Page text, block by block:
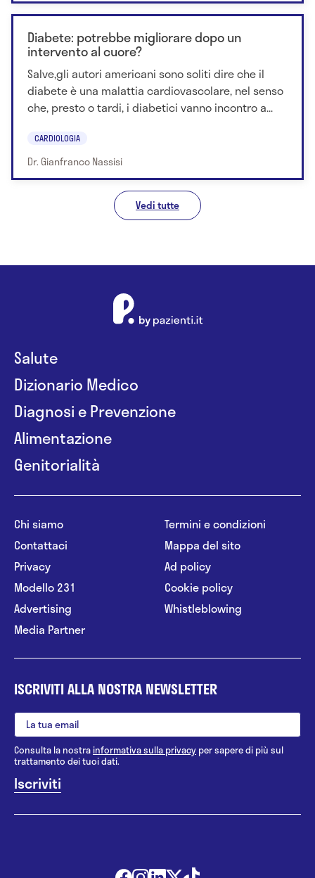
Diabete: potrebbe migliorare dopo un
intervento al cuore?
Salve,gli autori americani sono soliti dire che il
diabete è una malattia cardiovascolare, nel senso
che, presto o tardi, i diabetici vanno incontro a...
CARDIOLOGIA
Dr. Gianfranco Nassisi
Vedi tutte
Salute
Dizionario Medico
Diagnosi e Prevenzione
Alimentazione
Genitorialità
Chi siamo
Contattaci
Privacy
Modello 231
Advertising
Media Partner
Termini e condizioni
Mappa del sito
Ad policy
Cookie policy
Whistleblowing
ISCRIVITI ALLA NOSTRA NEWSLETTER
Consulta la nostrainformativa sulla privacy per sapere di più sul
trattamento dei tuoi dati.